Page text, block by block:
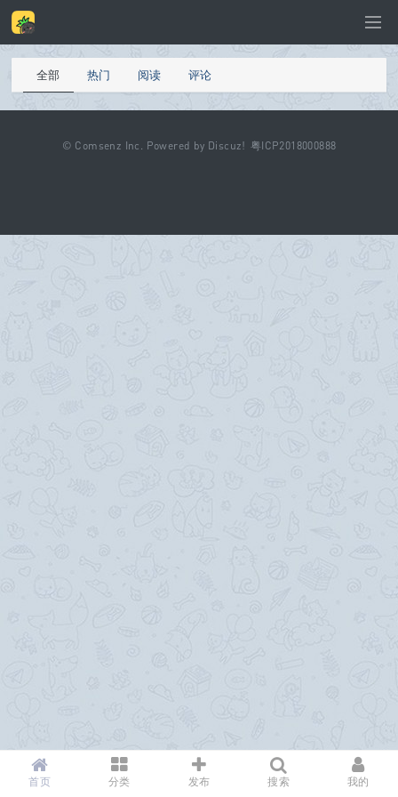
全部 热门 阅读 评论
首页 分类 发布 搜索 我的
© Comsenz Inc. Powered by Discuz! 粤ICP2018000888